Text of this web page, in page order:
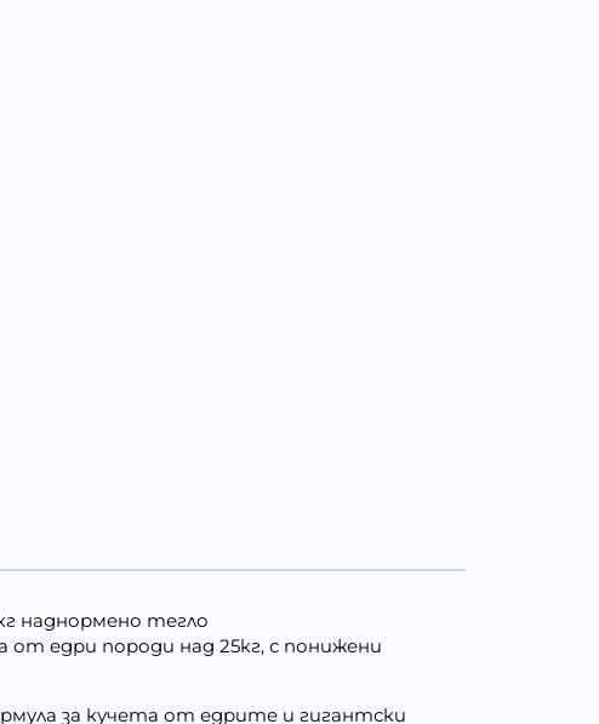
наднормено тегло
от едри породи над 25кг, с понижени
за кучета от едрите и гигантски